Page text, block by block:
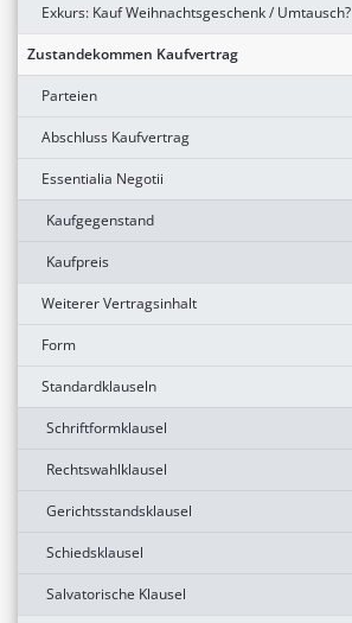
Exkurs: Kauf Weihnachtsgeschenk / Umtausch?
Zustandekommen Kaufvertrag
Parteien
Abschluss Kaufvertrag
Essentialia Negotii
Kaufgegenstand
Kaufpreis
Weiterer Vertragsinhalt
Form
Standardklauseln
Schriftformklausel
Rechtswahlklausel
Gerichtsstandsklausel
Schiedsklausel
Salvatorische Klausel